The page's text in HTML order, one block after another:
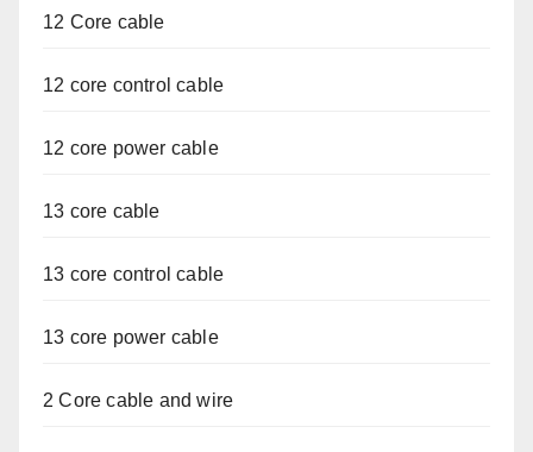
12 Core cable
12 core control cable
12 core power cable
13 core cable
13 core control cable
13 core power cable
2 Core cable and wire